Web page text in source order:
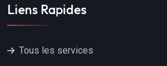
Liens Rapides
Tous les services